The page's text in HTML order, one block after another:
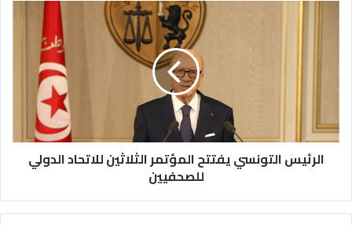
الرئيس التونسي يفتتح المؤتمر الثلاثين للاتحاد الدولي
للصحفيين